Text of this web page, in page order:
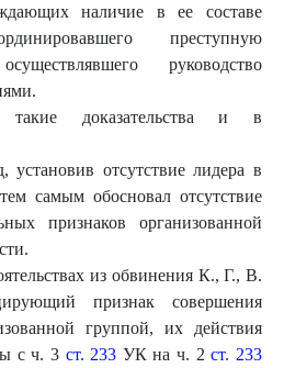
наличие в ее составе
преступную
руководство
такие доказательства и в
установив отсутствие лидера в
самым обосновал отсутствие
признаков организованной
из обвинения К., Г., В.
признак совершения
группой, их действия
с ч. 3 ст. 233 УК на ч. 2ст. 233